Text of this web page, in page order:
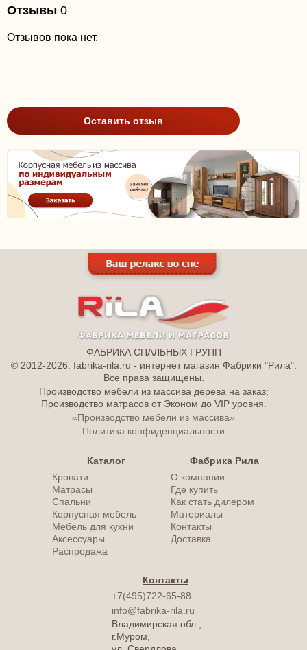
Отзывы 0
Отзывов пока нет.
Оставить отзыв
ФАБРИКА СПАЛЬНЫХ ГРУПП
© 2012-2026. fabrika-rila.ru - интернет магазин Фабрики "Рила".
Все права защищены.
Производство мебели из массива дерева на заказ;
Производство матрасов от Эконом до VIP уровня.
«Производство мебели из массива»
Политика конфиденциальности
Каталог
Кровати
Матрасы
Спальни
Корпусная мебель
Мебель для кухни
Аксессуары
Распродажа
Фабрика Рила
О компании
Где купить
Как стать дилером
Материалы
Контакты
Доставка
Контакты
+7(495)722-65-88
info@fabrika-rila.ru
Владимирская обл.,
г.Муром,